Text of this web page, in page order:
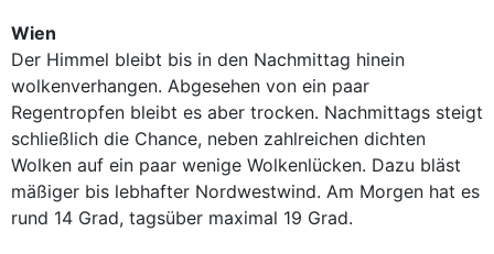
Wien
Der Himmel bleibt bis in den Nachmittag hinein
wolkenverhangen. Abgesehen von ein paar
Regentropfen bleibt es aber trocken. Nachmittags steigt
schließlich die Chance, neben zahlreichen dichten
Wolken auf ein paar wenige Wolkenlücken. Dazu bläst
mäßiger bis lebhafter Nordwestwind. Am Morgen hat es
rund 14 Grad, tagsüber maximal 19 Grad.